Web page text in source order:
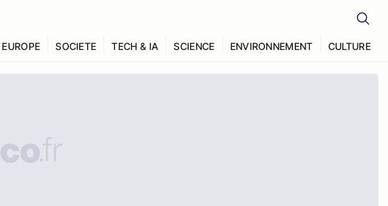
EUROPE SOCIETE TECH & IA SCIENCE ENVIRONNEMENT CULTURE